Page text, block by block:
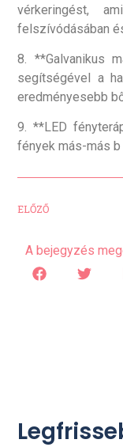
vérkeringést,
felszívódásában
8. **Galvanikus
segítségével a
eredményesebb
9. **LED
fények más-más b
ELŐZŐ
A bejegyzés